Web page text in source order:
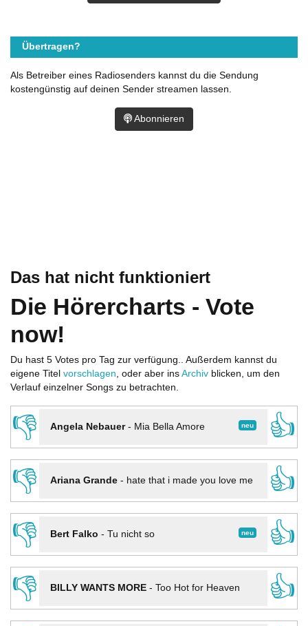
Das hat nicht funktioniert
Die Hörercharts - Vote
now!
Du hast 5 Votes pro Tag zur verfügung.. Außerdem kannst du
eigene Titel vorschlagen, oder aber ins Archiv blicken, um den
Verlauf einzelner Songs zu betrachten.
👎 neu
Angela Nebauer- Mia Bella Amore
👍
👎
Ariana Grande- hate that i made you love me
👍
👎
neu
Bert Falko - Tu nicht so
👍
👎
BILLY WANTS MORE- Too Hot for Heaven
👍
Übertragen?
Als Betreiber eines Radiosenders kannst du die Sendung
kostengünstig auf deinen Sender streamen lassen.
Abonnieren